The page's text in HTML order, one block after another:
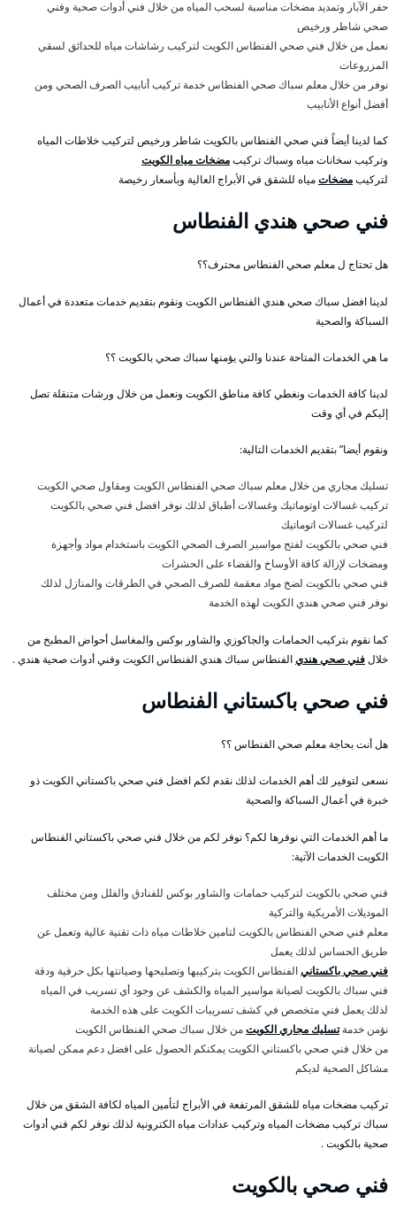
حفر الآبار وتمديد مضخات مناسبة لسحب المياه من خلال فني أدوات صحية وفني
صحي شاطر ورخيص
نعمل من خلال فني صحي الفنطاس الكويت لتركيب رشاشات مياه للحدائق لسقي
المزروعات
نوفر من خلال معلم سباك صحي الفنطاس خدمة تركيب أنابيب الصرف الصحي ومن
أفضل أنواع الأنابيب
كما لدينا أيضاً فني صحي الفنطاس بالكويت شاطر ورخيص لتركيب خلاطات المياه
وتركيب سخانات مياه وسباك تركيبمضخات مياه الكويت
لتركيبمضخاتمياه للشقق في الأبراج العالية وبأسعار رخيصة
فني صحي هندي الفنطاس
هل تحتاج ل معلم صحي الفنطاس محترف؟؟
لدينا افضل سباك صحي هندي الفنطاس الكويت ونقوم بتقديم خدمات متعددة في أعمال
السباكة والصحية
ما هي الخدمات المتاحة عندنا والتي يؤمنها سباك صحي بالكويت ؟؟
لدينا كافة الخدمات ونغطي كافة مناطق الكويت ونعمل من خلال ورشات متنقلة تصل
إليكم في أي وقت
ونقوم أيضا” بتقديم الخدمات التالية:
تسليك مجاري من خلال معلم سباك صحي الفنطاس الكويت ومقاول صحي الكويت
تركيب غسالات اوتوماتيك وغسالات أطباق لذلك نوفر افضل فني صحي بالكويت
لتركيب غسالات اتوماتيك
فني صحي بالكويت لفتح مواسير الصرف الصحي الكويت باستخدام مواد وأجهزة
ومضخات لإزالة كافة الأوساخ والقضاء على الحشرات
فني صحي بالكويت لضخ مواد معقمة للصرف الصحي في الطرقات والمنازل لذلك
نوفر فني صحي هندي الكويت لهذه الخدمة
كما نقوم بتركيب الحمامات والجاكوزي والشاور بوكس والمغاسل أحواض المطبخ من
خلالفني صحي هنديالفنطاس سباك هندي الفنطاس الكويت وفني أدوات صحية هندي .
فني صحي باكستاني الفنطاس
هل أنت بحاجة معلم صحي الفنطاس ؟؟
نسعى لتوفير لك أهم الخدمات لذلك نقدم لكم افضل فني صحي باكستاني الكويت ذو
خبرة في أعمال السباكة والصحية
ما أهم الخدمات التي نوفرها لكم؟ نوفر لكم من خلال فني صحي باكستاني الفنطاس
الكويت الخدمات الآتية:
فني صحي بالكويت لتركيب حمامات والشاور بوكس للفنادق والفلل ومن مختلف
الموديلات الأمريكية والتركية
معلم فني صحي الفنطاس بالكويت لتامين خلاطات مياه ذات تقنية عالية وتعمل عن
طريق الحساس لذلك يعمل
فني صحي باكستانيالفنطاس الكويت بتركيبها وتصليحها وصيانتها بكل حرفية ودقة
فني سباك بالكويت لصيانة مواسير المياه والكشف عن وجود أي تسريب في المياه
لذلك يعمل فني متخصص في كشف تسريبات الكويت على هذه الخدمة
نؤمن خدمةتسليك مجاري الكويتمن خلال سباك صحي الفنطاس الكويت
من خلال فني صحي باكستاني الكويت يمكنكم الحصول على افضل دعم ممكن لصيانة
مشاكل الصحية لديكم
تركيب مضخات مياه للشقق المرتفعة في الأبراج لتأمين المياه لكافة الشقق من خلال
سباك تركيب مضخات المياه وتركيب عدادات مياه الكترونية لذلك نوفر لكم فني أدوات
صحية بالكويت .
فني صحي بالكويت